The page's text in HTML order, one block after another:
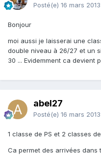
Posté(e) 16 mars 2013
Bonjour
moi aussi je laisserai une
double niveau à 26/27 et un
30 ... Evidemment ca devient
abel27
Posté(e) 16 mars 2013
1 classe de PS et 2 classes
Ca permet des arrivées dans